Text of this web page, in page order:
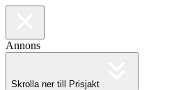
Annons
Skrolla ner till Prisjakt